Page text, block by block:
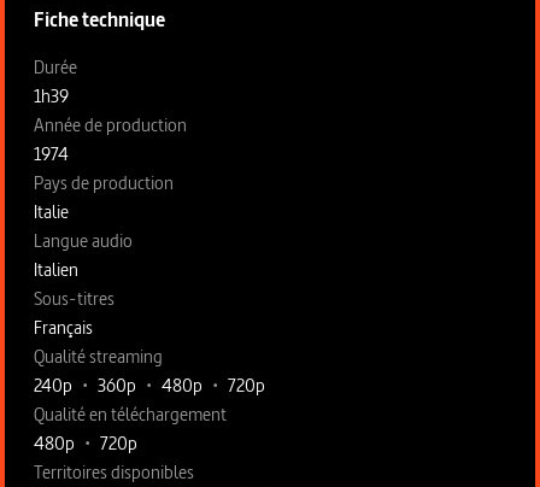
Fiche technique
Fiche technique section gauche
Durée
1h39
Année de production
1974
Pays de production
Italie
Langue audio
Italien
Sous-titres
Français
Qualité streaming
240p • 360p • 480p • 720p
Qualité en téléchargement
480p • 720p
Territoires disponibles